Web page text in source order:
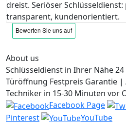
dreist. Seriöser
transparent, kundenorientiert.
About us
Schlüsseldienst in Ihrer Nähe
Türöffnung Festpreis Garantie
Techniker in 15-30 Minuten vor
Facebook Page
Pinterest
YouTube